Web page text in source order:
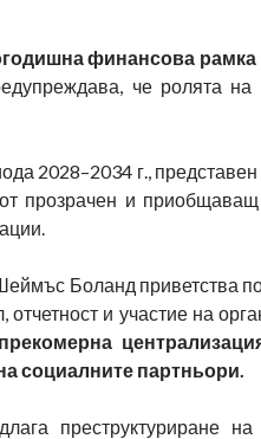
финансова
че ролята
2028–2034 г.,
прозрачен и приобщаващ
Боланд приветства
отчетност и участие на
прекомерна
социалните партньори.
преструктуриране